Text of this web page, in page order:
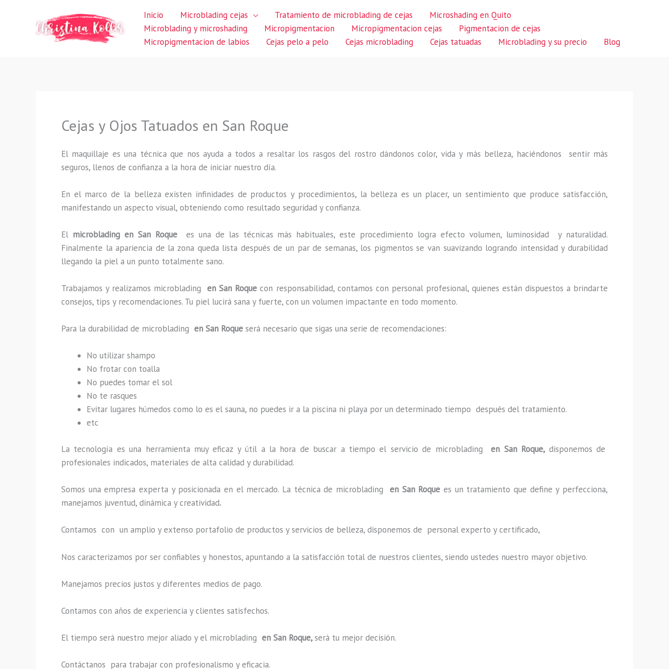
Inicio Microblading cejas Tratamiento de microblading de cejas
Microshading en Quito
Microblading y microshading
Micropigmentacion Micropigmentacion cejas
Pigmentacion de cejas
Micropigmentacion de labios
Cejas pelo a pelo Cejas microblading Cejas tatuadas Microblading y su precio Blog
Cejas y Ojos Tatuados en San Roque
El maquillaje es una técnica que nos ayuda a todos a resaltar los rasgos del rostro dándonos color, vida y más belleza, haciéndonos sentir más
seguros, llenos de confianza a la hora de iniciar nuestro día.
En el marco de la belleza existen infinidades de productos y procedimientos, la belleza es un placer, un sentimiento que produce satisfacción,
manifestando un aspecto visual, obteniendo como resultado seguridad y confianza.
El microblading en San Roque es una de las técnicas más habituales, este procedimiento logra efecto volumen, luminosidad y naturalidad.
Finalmente la apariencia de la zona queda lista después de un par de semanas, los pigmentos se van suavizando logrando intensidad y durabilidad
llegando la piel a un punto totalmente sano.
Trabajamos y realizamos microblading en San Roquecon responsabilidad, contamos con personal profesional, quienes están dispuestos a brindarte
consejos, tips y recomendaciones. Tu piel lucirá sana y fuerte, con un volumen impactante en todo momento.
Para la durabilidad de microblading en San Roque será necesario que sigas una serie de recomendaciones:
No utilizar shampo
No frotar con toalla
No puedes tomar el sol
No te rasques
Evitar lugares húmedos como lo es el sauna, no puedes ir a la piscina ni playa por un determinado tiempo después del tratamiento.
etc
La tecnología es una herramienta muy eficaz y útil a la hora de buscar a tiempo el servicio de microblading en San Roque, disponemos de
profesionales indicados, materiales de alta calidad y durabilidad.
Somos una empresa experta y posicionada en el mercado. La técnica de microblading en San Roquees un tratamiento que define y perfecciona,
manejamos juventud, dinámica y creatividad.
Contamos con un amplio y extenso portafolio de productos y servicios de belleza, disponemos de personal experto y certificado,
Nos caracterizamos por ser confiables y honestos, apuntando a la satisfacción total de nuestros clientes, siendo ustedes nuestro mayor objetivo.
Manejamos precios justos y diferentes medios de pago.
Contamos con años de experiencia y clientes satisfechos.
El tiempo será nuestro mejor aliado y el microblading en San Roque,será tu mejor decisión.
Contáctanos para trabajar con profesionalismo y eficacia.